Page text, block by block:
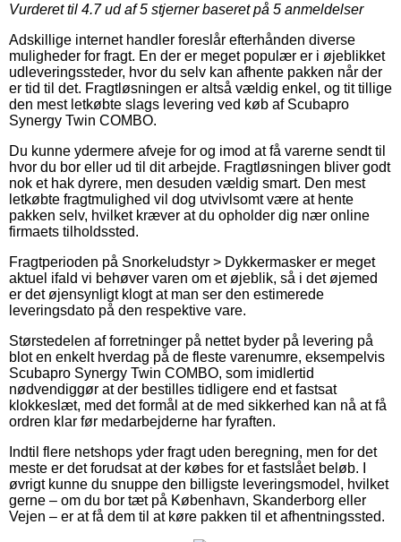
Vurderet til 4.7ud af 5 stjerner baseret på 5 anmeldelser
Adskillige internet handler foreslår efterhånden diverse
muligheder for fragt. En der er meget populær er i øjeblikket
udleveringssteder, hvor du selv kan afhente pakken når der
er tid til det. Fragtløsningen er altså vældig enkel, og tit tillige
den mest letkøbte slags levering ved køb af Scubapro
Synergy Twin COMBO.
Du kunne ydermere afveje for og imod at få varerne sendt til
hvor du bor eller ud til dit arbejde. Fragtløsningen bliver godt
nok et hak dyrere, men desuden vældig smart. Den mest
letkøbte fragtmulighed vil dog utvivlsomt være at hente
pakken selv, hvilket kræver at du opholder dig nær online
firmaets tilholdssted.
Fragtperioden på Snorkeludstyr > Dykkermasker er meget
aktuel ifald vi behøver varen om et øjeblik, så i det øjemed
er det øjensynligt klogt at man ser den estimerede
leveringsdato på den respektive vare.
Størstedelen af forretninger på nettet byder på levering på
blot en enkelt hverdag på de fleste varenumre, eksempelvis
Scubapro Synergy Twin COMBO, som imidlertid
nødvendiggør at der bestilles tidligere end et fastsat
klokkeslæt, med det formål at de med sikkerhed kan nå at få
ordren klar før medarbejderne har fyraften.
Indtil flere netshops yder fragt uden beregning, men for det
meste er det forudsat at der købes for et fastslået beløb. I
øvrigt kunne du snuppe den billigste leveringsmodel, hvilket
gerne – om du bor tæt på København, Skanderborg eller
Vejen – er at få dem til at køre pakken til et afhentningssted.